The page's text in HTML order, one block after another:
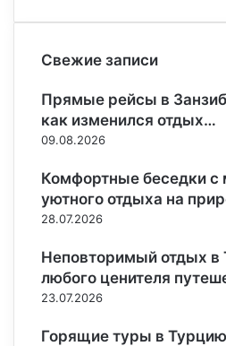
Свежие записи
Прямые рейсы в
как изменился отдых…
09.08.2026
Комфортные беседки с
уютного отдыха на
28.07.2026
Неповторимый отдых в
любого ценителя
23.07.2026
Горящие туры в